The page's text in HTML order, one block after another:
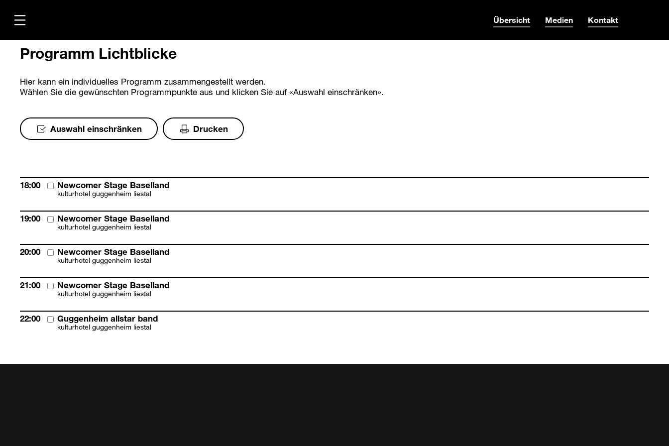
Übersicht
Kontakt
Übersicht Medien Kontakt
Programm Lichtblicke
Hier kann ein individuelles Programm zusammengestellt werden.
Wählen Sie die gewünschten Programmpunkte aus und klicken Sie auf «Auswahl einschränken».
Auswahl einschränken Drucken
18:00 Newcomer Stage Baselland
kulturhotel guggenheim liestal
19:00 Newcomer Stage Baselland
kulturhotel guggenheim liestal
20:00 Newcomer Stage Baselland
kulturhotel guggenheim liestal
21:00 Newcomer Stage Baselland
kulturhotel guggenheim liestal
22:00 Guggenheim allstar band
kulturhotel guggenheim liestal